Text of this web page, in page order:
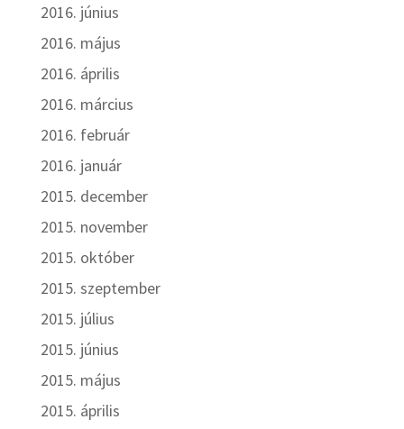
2016. június
2016. május
2016. április
2016. március
2016. február
2016. január
2015. december
2015. november
2015. október
2015. szeptember
2015. július
2015. június
2015. május
2015. április